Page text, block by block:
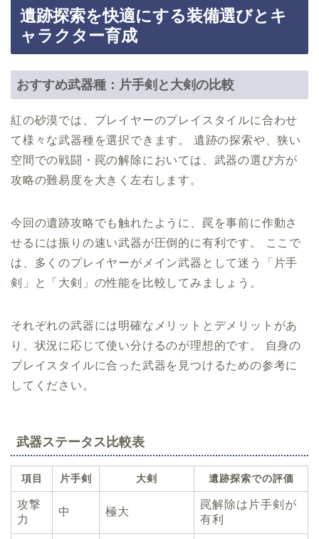
遺跡探索を快適にする装備選びとキ
ャラクター育成
おすすめ武器種：片手剣と大剣の比較
紅の砂漠では、プレイヤーのプレイスタイルに合わせ
て様々な武器種を選択できます。 遺跡の探索や、狭い
空間での戦闘・罠の解除においては、武器の選び方が
攻略の難易度を大きく左右します。
今回の遺跡攻略でも触れたように、罠を事前に作動さ
せるには振りの速い武器が圧倒的に有利です。 ここで
は、多くのプレイヤーがメイン武器として迷う「片手
剣」と「大剣」の性能を比較してみましょう。
それぞれの武器には明確なメリットとデメリットがあ
り、状況に応じて使い分けるのが理想的です。 自身の
プレイスタイルに合った武器を見つけるための参考に
してください。
武器ステータス比較表
項目 片手剣 大剣 遺跡探索での評価
攻撃
力
中 極大
罠解除は片手剣が
有利